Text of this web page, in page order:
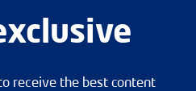
receive the best content